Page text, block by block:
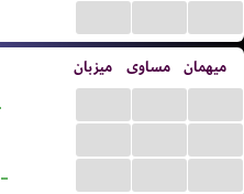
میزبان مساوی میهمان
...